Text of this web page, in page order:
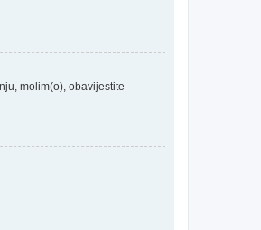
molim(o), obavijestite